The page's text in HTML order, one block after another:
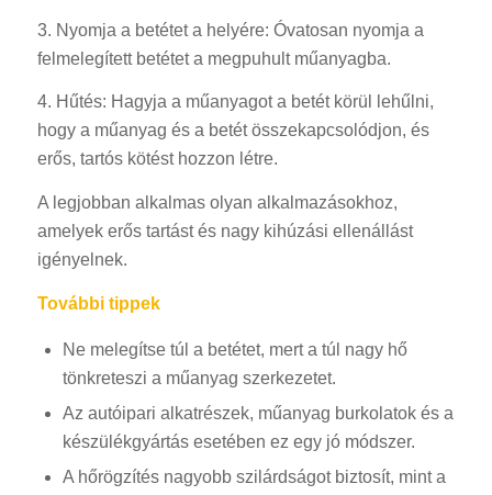
3. Nyomja a betétet a helyére: Óvatosan nyomja a
felmelegített betétet a megpuhult műanyagba.
4. Hűtés: Hagyja a műanyagot a betét körül lehűlni,
hogy a műanyag és a betét összekapcsolódjon, és
erős, tartós kötést hozzon létre.
A legjobban alkalmas olyan alkalmazásokhoz,
amelyek erős tartást és nagy kihúzási ellenállást
igényelnek.
További tippek
Ne melegítse túl a betétet, mert a túl nagy hő
tönkreteszi a műanyag szerkezetet.
Az autóipari alkatrészek, műanyag burkolatok és a
készülékgyártás esetében ez egy jó módszer.
A hőrögzítés nagyobb szilárdságot biztosít, mint a